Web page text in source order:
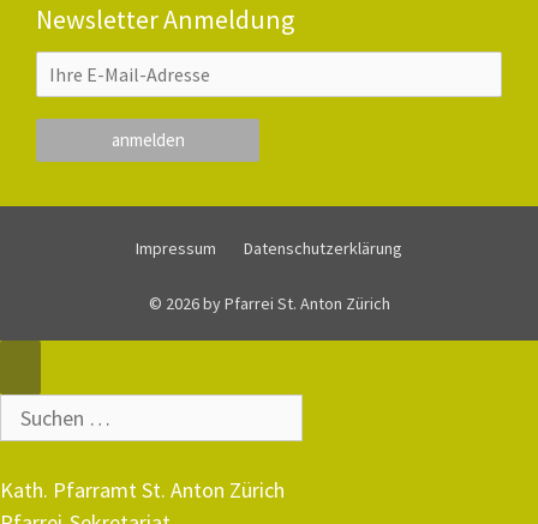
Newsletter Anmeldung
Impressum Datenschutzerklärung
© 2026 by Pfarrei St. Anton Zürich
Suche
nach:
Kath. Pfarramt St. Anton Zürich